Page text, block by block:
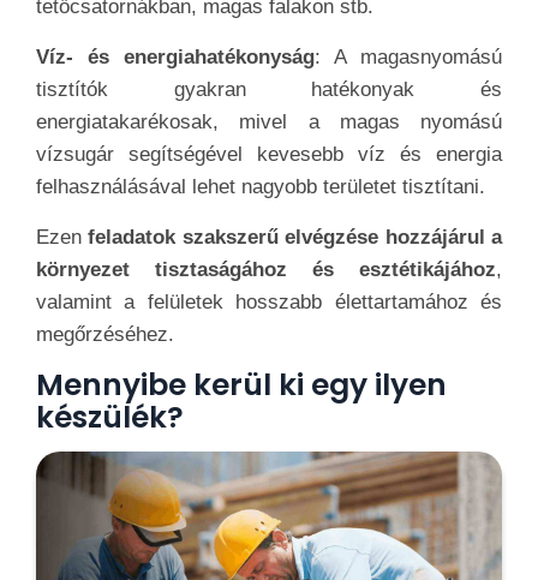
tetőcsatornákban, magas falakon stb.
Víz- és energiahatékonyság: A magasnyomású
tisztítók gyakran hatékonyak és
energiatakarékosak, mivel a magas nyomású
vízsugár segítségével kevesebb víz és energia
felhasználásával lehet nagyobb területet tisztítani.
Ezen feladatok szakszerű elvégzése hozzájárul a
környezet tisztaságához és esztétikájához,
valamint a felületek hosszabb élettartamához és
megőrzéséhez.
Mennyibe kerül ki egy ilyen
készülék?